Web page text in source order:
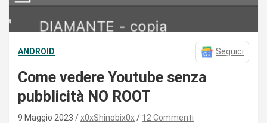
ANDROID Seguici
Come vedere Youtube senza
pubblicità NO ROOT
9 Maggio 2023 x0xShinobix0x 12 Commenti